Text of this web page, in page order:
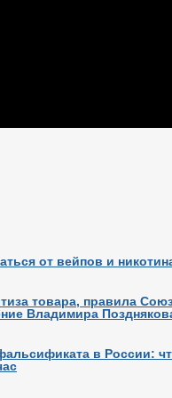
от вейпов и
товара, правила
Владимира
в России: